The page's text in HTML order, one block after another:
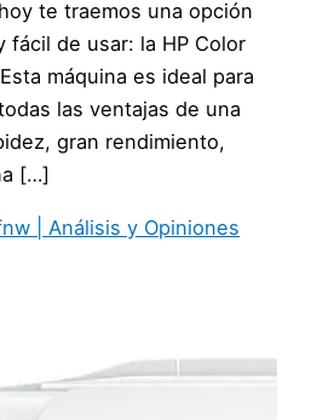
te traemos una opción
fácil de usar: la HP Color
máquina es ideal para
las ventajas de una
gran rendimiento,
[…]
| Análisis y Opiniones